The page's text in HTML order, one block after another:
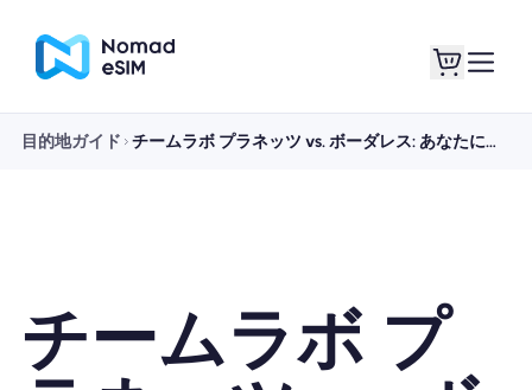
ショッププラン
目的地ガイド チームラボ プラネッツ vs. ボーダレス: あなたにぴったりの東京デジタルアート ミュージアムはどちらですか?
チームラボ プ